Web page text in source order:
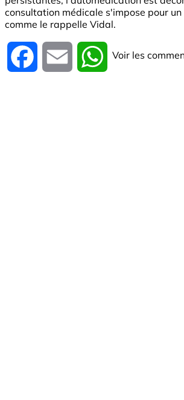
consultation médicale s'impose pour
comme le rappelle Vidal.
Facebook Email WhatsApp
Voir les